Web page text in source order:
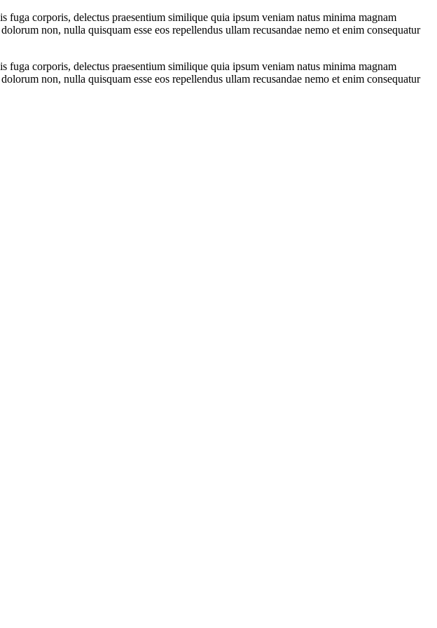
fuga corporis, delectus praesentium similique quia ipsum veniam natus minima magnam
non, nulla quisquam esse eos repellendus ullam recusandae nemo et enim consequatur
fuga corporis, delectus praesentium similique quia ipsum veniam natus minima magnam
non, nulla quisquam esse eos repellendus ullam recusandae nemo et enim consequatur